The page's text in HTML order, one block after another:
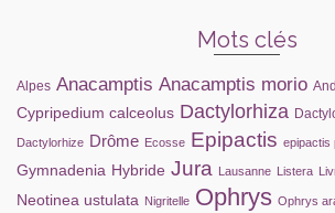
Mots clés
Alpes Anacamptis Anacamptis morio
Cypripedium calceolus Dactylorhiza
Dactylorhize Drôme Ecosse Epipactis epipactis
Gymnadenia Hybride Jura Lausanne Listera
Neotinea ustulata Nigritelle Ophrys Ophrys